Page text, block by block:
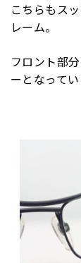
こちらもス
レーム。
フロント部
ーとなってい